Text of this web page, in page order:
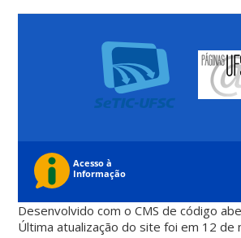
Desenvolvido com o CMS de código
Última atualização do site foi em 12 de